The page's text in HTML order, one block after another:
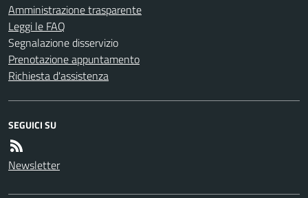
Amministrazione trasparente
Leggi le FAQ
Segnalazione disservizio
Prenotazione appuntamento
Richiesta d'assistenza
SEGUICI SU
Newsletter